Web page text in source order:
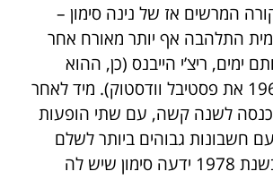
המרשים אז של נינה סימון –
התלהבה אף יותר מאורח אחר
ימים, ריצ’י הייבנס (כן, ההוא
שפתח בשנת 1969 את פסטיבל וודסטוק). מיד לאחר
נכנסה לשנה קשה, עם שתי הופעות
חשבונות גבוהים ביותר לשלם
ממס ההכנסה. בשנת 1978 ידעה סימון שיש לה